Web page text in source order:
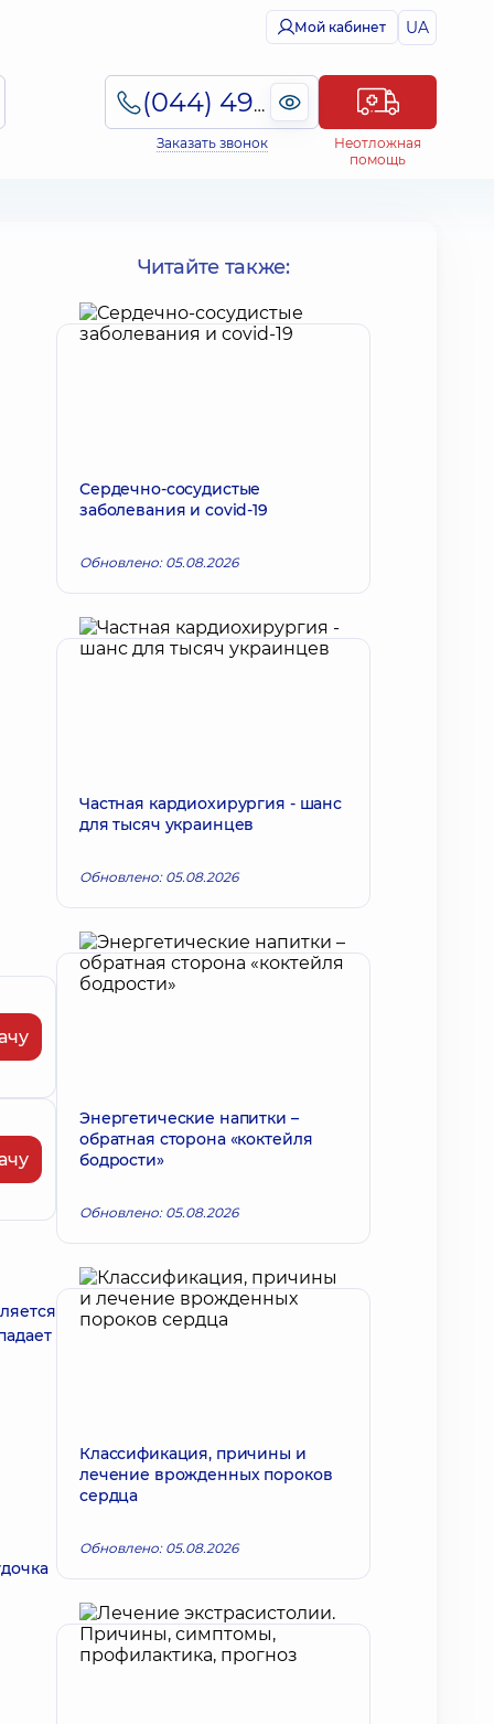
Мой кабинет UA
(044) 495-2-888
Заказать звонок
Неотложная
помощь
Читайте также:
Сердечно-сосудистые
заболевания и covid-19
Обновлено: 05.08.2026
Частная кардиохирургия - шанс
для тысяч украинцев
Обновлено: 05.08.2026
Энергетические напитки –
обратная сторона «коктейля
бодрости»
Обновлено: 05.08.2026
Классификация, причины и
лечение врожденных пороков
сердца
Обновлено: 05.08.2026